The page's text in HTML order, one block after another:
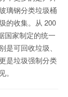
璃钢分类垃圾桶
的收集。从 200
国家制定的统一
可回收垃圾、
是垃圾强制分类